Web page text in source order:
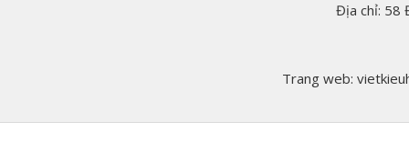
Địa chỉ: 58
Trang web: